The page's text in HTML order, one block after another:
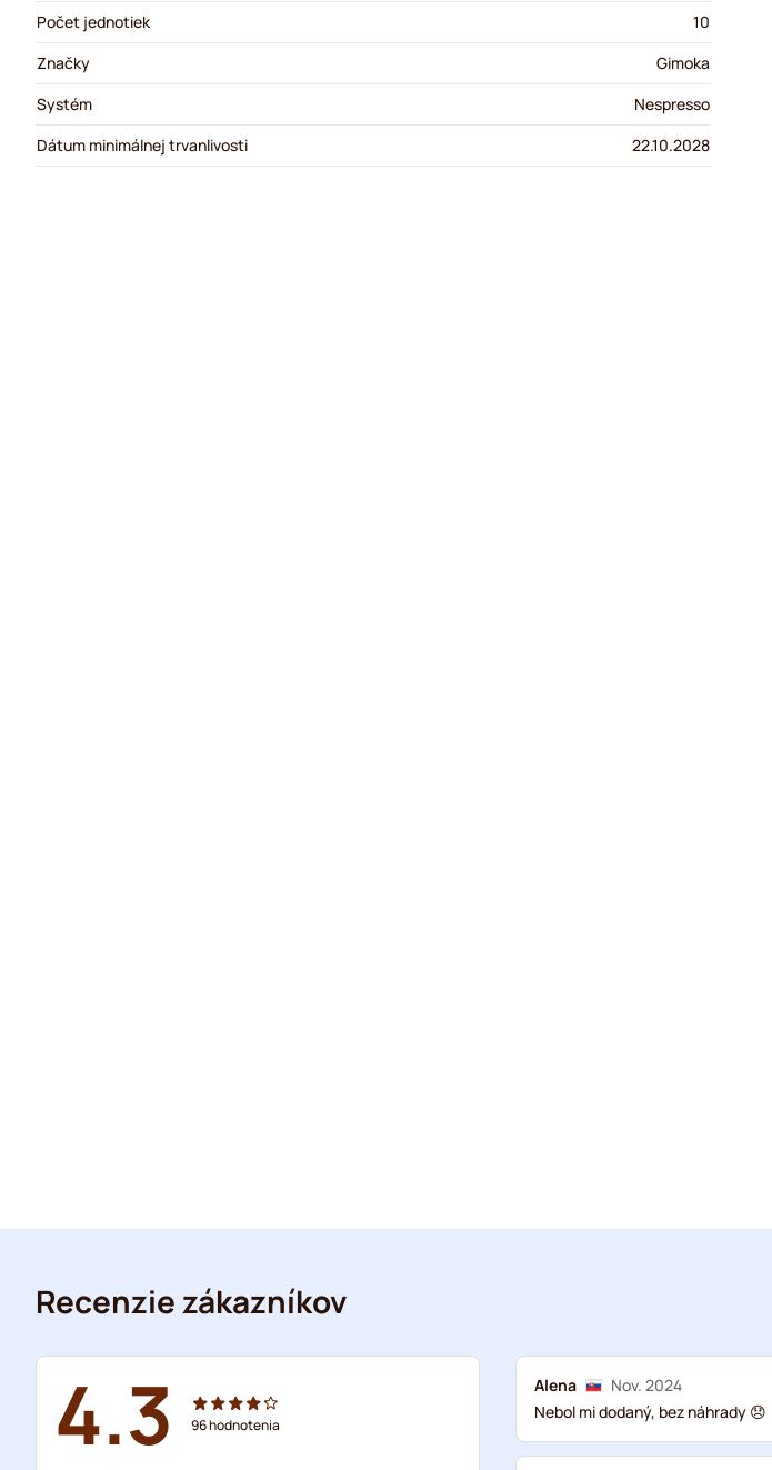
Počet jednotiek
10
Značky
Gimoka
Systém
Nespresso
Dátum minimálnej trvanlivosti
22.10.2028
Recenzie zákazníkov
4.3 96hodnotenia
Alena
Nov. 2024
Nebol mi dodaný, bez náhrady 😞